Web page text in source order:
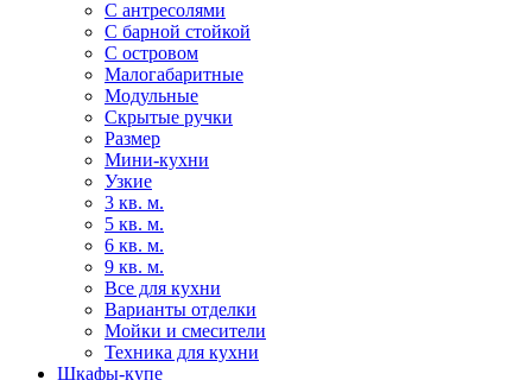
С антресолями
С барной стойкой
С островом
Малогабаритные
Модульные
Скрытые ручки
Размер
Мини-кухни
Узкие
3 кв. м.
5 кв. м.
6 кв. м.
9 кв. м.
Все для кухни
Варианты отделки
Мойки и смесители
Техника для кухни
Шкафы-купе